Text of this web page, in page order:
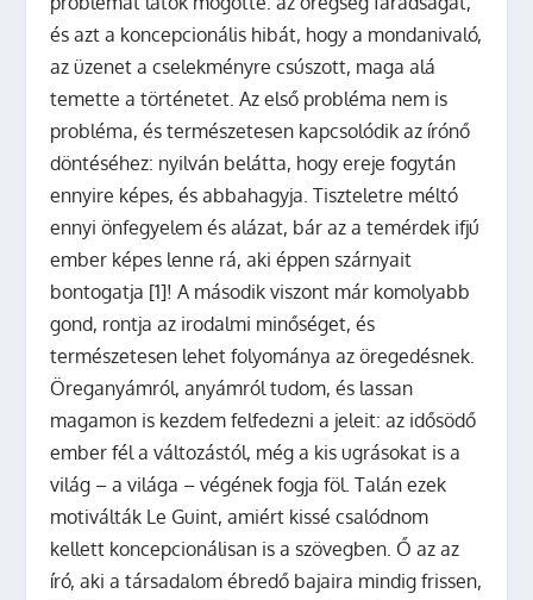
és azt a koncepcionális hibát, hogy a mondanivaló,
az üzenet a cselekményre csúszott, maga alá
temette a történetet. Az első probléma nem is
probléma, és természetesen kapcsolódik az írónő
döntéséhez: nyilván belátta, hogy ereje fogytán
ennyire képes, és abbahagyja. Tiszteletre méltó
ennyi önfegyelem és alázat, bár az a temérdek ifjú
ember képes lenne rá, aki éppen szárnyait
bontogatja [1]! A második viszont már komolyabb
gond, rontja az irodalmi minőséget, és
természetesen lehet folyománya az öregedésnek.
Öreganyámról, anyámról tudom, és lassan
magamon is kezdem felfedezni a jeleit: az idősödő
ember fél a változástól, még a kis ugrásokat is a
világ – a világa – végének fogja föl. Talán ezek
motiválták Le Guint, amiért kissé csalódnom
kellett koncepcionálisan is a szövegben. Ő az az
író, aki a társadalom ébredő bajaira mindig frissen,